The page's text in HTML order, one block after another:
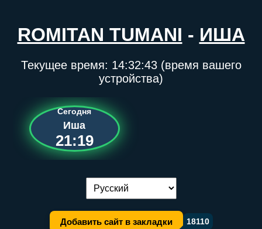
ROMITAN TUMANI - ИША
Текущее время: 14:32:43(время вашего
устройства)
Сегодня
Иша
21:19
Переключение языка:
Добавить сайт в закладки 18110